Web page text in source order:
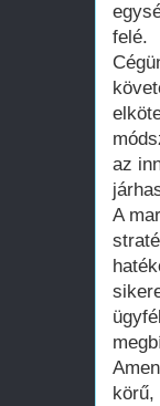
felé.
az
A
körű,